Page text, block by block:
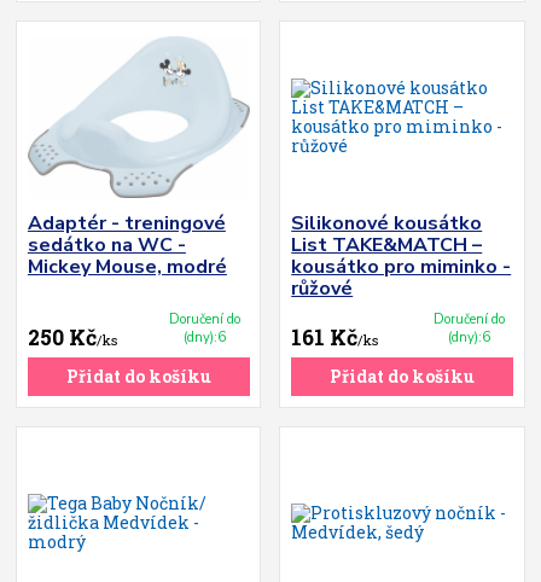
Adaptér - treningové
sedátko na WC -
Mickey Mouse, modré
250 Kč/ks
Doručení do
(dny):6
Přidat do košíku
Silikonové kousátko
List TAKE&MATCH –
kousátko pro miminko -
růžové
161 Kč/ks
Doručení do
(dny):6
Přidat do košíku